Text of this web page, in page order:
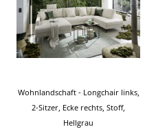
Wohnlandschaft - Longchair links,
2-Sitzer, Ecke rechts, Stoff,
Hellgrau